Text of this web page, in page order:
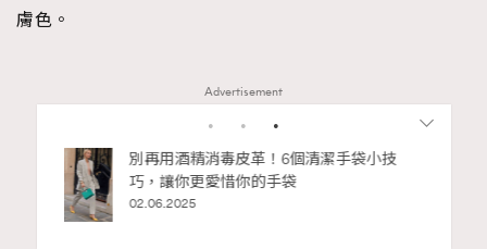
膚色。
Advertisement
別再用酒精消毒皮革！6個清潔手袋小技
巧，讓你更愛惜你的手袋
02.06.2025